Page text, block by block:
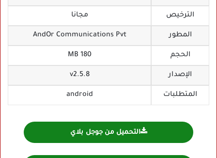
الترخيص مجانا
المطور AndOr Communications Pvt
الحجم 180 MB
الإصدار v2.5.8
المتطلبات android
التحميل من جوجل بلاي